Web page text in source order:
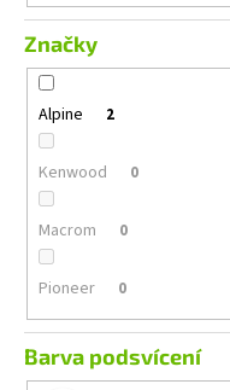
Značky
Alpine 2
Kenwood 0
Macrom 0
Pioneer 0
Barva podsvícení
165.2
1
690
Kč
Původně:
490
Kč